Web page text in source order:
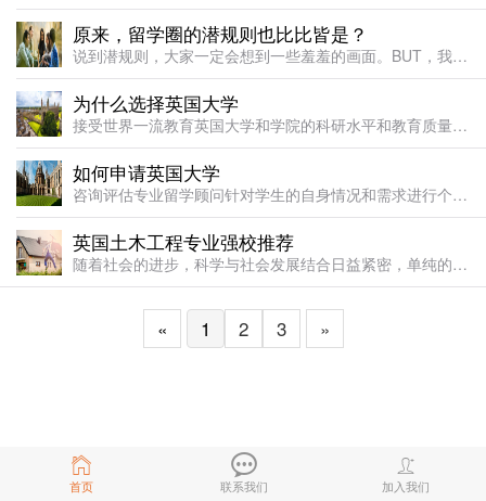
首页 联系我们 加入我们
原来，留学圈的潜规则也比比皆是？
说到潜规则，大家一定会想到一些羞羞的画面。BUT，我们今天要说的是跟各位更加息息相关的留学圈潜规则！！神马？留学圈也有潜规则？！是的骚年，掌握住这些，offer就在不远处向你招手了哦~潜规则1：不
为什么选择英国大学
接受世界一流教育英国大学和学院的科研水平和教育质量享誉全球，吸引了一大批世界杰出的专业学者和业内专家来英深造。英国教育鼓励学生独立思考、勇于表达自己的想法，为培养拥有创新意识的 21 世纪国际人才创造
如何申请英国大学
咨询评估专业留学顾问针对学生的自身情况和需求进行个性化分析，指导并规划发展方向。签署协议客户仔细阅读协议书和条款，与唐顿国际顾问正式签约。材料准备协助学生准备学校申请材料：为其提供具体完整的材料清单，
英国土木工程专业强校推荐
随着社会的进步，科学与社会发展结合日益紧密，单纯的学科类专业已无法满足日益增长的社会需求，所以知识与实践紧密结合的专业逐渐显露出其特有的优势，在日渐艰难的就业领域异军突起。譬如土木工程专业。本专业培养
« 1 2 3 »